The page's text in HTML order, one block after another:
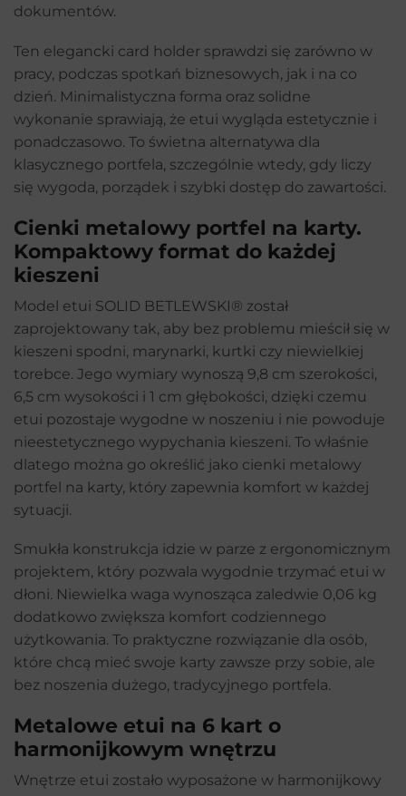
dokumentów.
Ten elegancki card holder sprawdzi się zarówno w
pracy, podczas spotkań biznesowych, jak i na co
dzień. Minimalistyczna forma oraz solidne
wykonanie sprawiają, że etui wygląda estetycznie i
ponadczasowo. To świetna alternatywa dla
klasycznego portfela, szczególnie wtedy, gdy liczy
się wygoda, porządek i szybki dostęp do zawartości.
Cienki metalowy portfel na karty.
Kompaktowy format do każdej
kieszeni
Model etui SOLID BETLEWSKI® został
zaprojektowany tak, aby bez problemu mieścił się w
kieszeni spodni, marynarki, kurtki czy niewielkiej
torebce. Jego wymiary wynoszą 9,8 cm szerokości,
6,5 cm wysokości i 1 cm głębokości, dzięki czemu
etui pozostaje wygodne w noszeniu i nie powoduje
nieestetycznego wypychania kieszeni. To właśnie
dlatego można go określić jako cienki metalowy
portfel na karty, który zapewnia komfort w każdej
sytuacji.
Smukła konstrukcja idzie w parze z ergonomicznym
projektem, który pozwala wygodnie trzymać etui w
dłoni. Niewielka waga wynosząca zaledwie 0,06 kg
dodatkowo zwiększa komfort codziennego
użytkowania. To praktyczne rozwiązanie dla osób,
które chcą mieć swoje karty zawsze przy sobie, ale
bez noszenia dużego, tradycyjnego portfela.
Metalowe etui na 6 kart o
harmonijkowym wnętrzu
Wnętrze etui zostało wyposażone w harmonijkowy